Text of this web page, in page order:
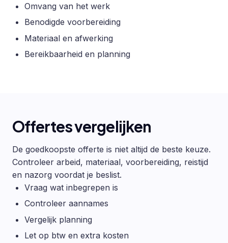
Omvang van het werk
Benodigde voorbereiding
Materiaal en afwerking
Bereikbaarheid en planning
Offertes vergelijken
De goedkoopste offerte is niet altijd de beste keuze.
Controleer arbeid, materiaal, voorbereiding, reistijd
en nazorg voordat je beslist.
Vraag wat inbegrepen is
Controleer aannames
Vergelijk planning
Let op btw en extra kosten